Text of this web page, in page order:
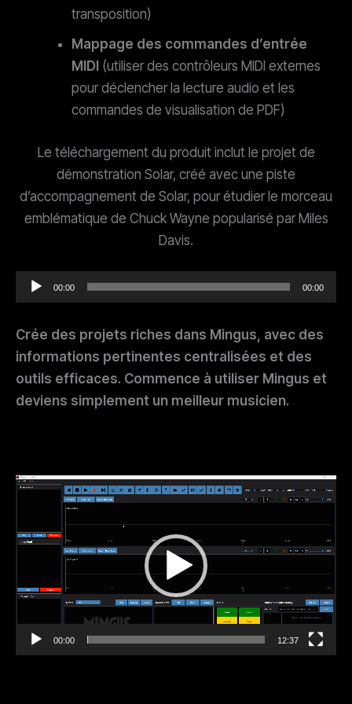
transposition)
Mappage des commandes d’entrée
MIDI (utiliser des contrôleurs MIDI externes
pour déclencher la lecture audio et les
commandes de visualisation de PDF)
Le téléchargement du produit inclut le projet de
démonstration Solar, créé avec une piste
d’accompagnement de Solar, pour étudier le morceau
emblématique de Chuck Wayne popularisé par Miles
Davis.
Lecteur
audio
00:00 00:00
Crée des projets riches dans Mingus, avec des
informations pertinentes centralisées et des
outils efficaces. Commence à utiliser Mingus et
deviens simplement un meilleur musicien.
Lecteur
00:00 12:37